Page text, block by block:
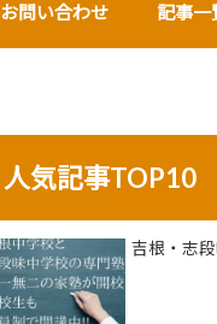
お問い合わせ 記事一
人気記事TOP10
吉根・志